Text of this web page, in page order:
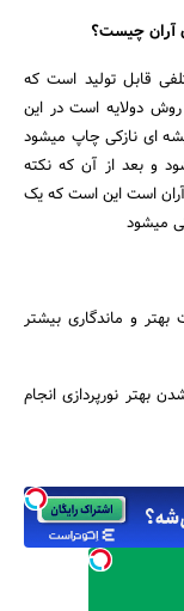
آران چیست؟
قابل تولید است که
روش دولایه است در این
ای نازکی چاپ میشود
و بعد از آن که نکته
است این است که یک
میشود
و ماندگاری بیشتر
نورپردازی انجام